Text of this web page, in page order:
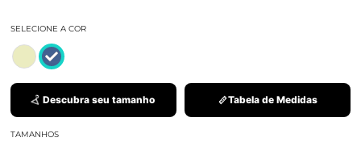
SELECIONE A COR
Descubra seu tamanho Tabela de Medidas
TAMANHOS